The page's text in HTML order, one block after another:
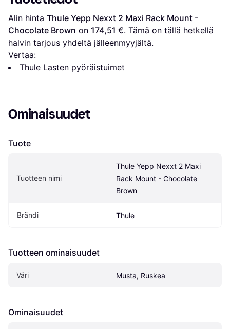
Alin hinta Thule Yepp Nexxt 2 Maxi Rack Mount -
Chocolate Brown on 174,51 €. Tämä on tällä hetkellä
halvin tarjous yhdeltä jälleenmyyjältä.
Vertaa:
Thule Lasten pyöräistuimet
Ominaisuudet
Tuote
Tuotteen nimi
Thule Yepp Nexxt 2 Maxi
Rack Mount - Chocolate
Brown
Brändi Thule
Tuotteen ominaisuudet
Väri Musta, Ruskea
Ominaisuudet